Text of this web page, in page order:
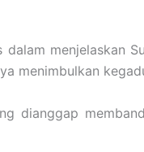
menjelaskan
menimbulkan
dianggap